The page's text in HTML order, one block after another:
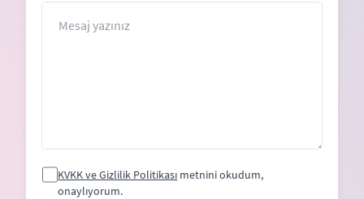
KVKK ve Gizlilik Politikası metnini okudum,
onaylıyorum.